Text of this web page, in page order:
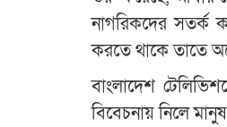
নাগরিকদের সতর্ক
করতে থাকে তাতে
বাংলাদেশ
বিবেচনায় নিলে